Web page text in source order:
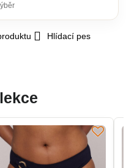
Hlídací pes